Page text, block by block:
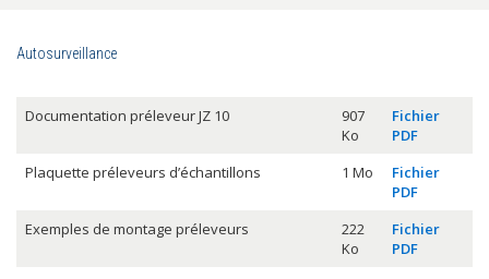
Autosurveillance
Documentation préleveur JZ 10
907
Ko
Fichier
PDF
Plaquette préleveurs d’échantillons
1 Mo
Fichier
PDF
Exemples de montage préleveurs
222
Ko
Fichier
PDF